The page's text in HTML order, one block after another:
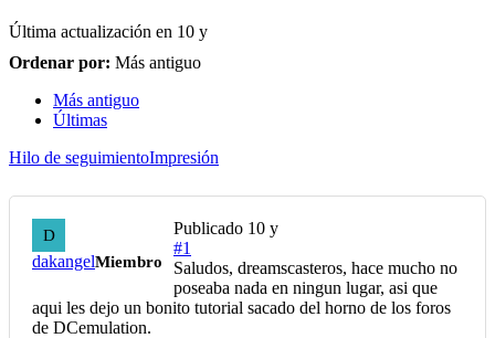
Última actualización en 10 y
Ordenar por: Más antiguo
Más antiguo
Últimas
Hilo de seguimientoImpresión
D
dakangelMiembro
Publicado 10 y
#1
Saludos, dreamscasteros, hace mucho no
poseaba nada en ningun lugar, asi que
aqui les dejo un bonito tutorial sacado del horno de los foros
de DCemulation.